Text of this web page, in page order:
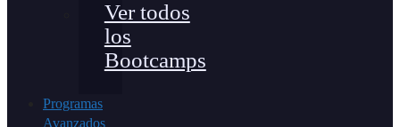
Ver todos
los
Bootcamps
Programas
Avanzados